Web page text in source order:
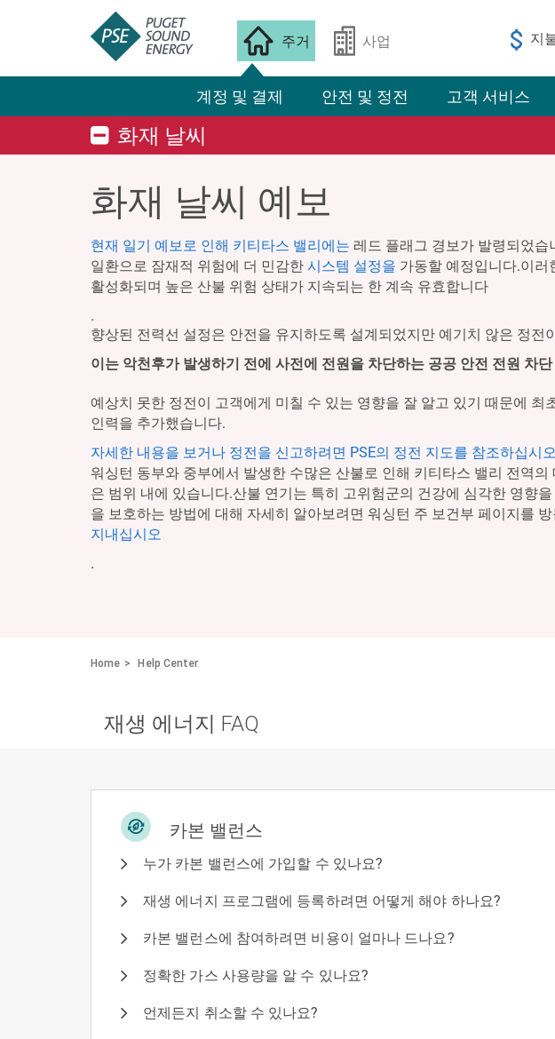
주거
계정 및 결제 안전 및 정전 고객 서비스
사업 지
화재 날씨
화재 날씨 예보
현재 일기 예보로 인해 키티타스 밸리에는 레드 플래그 경보가 발령되었습
일환으로 잠재적 위험에 더 민감한시스템 설정을 가동할 예정입니다.이러
활성화되며 높은 산불 위험 상태가 지속되는 한 계속 유효합니다
.
향상된 전력선 설정은 안전을 유지하도록 설계되었지만 예기치 않은 정전
이는 악천후가 발생하기 전에 사전에 전원을 차단하는 공공 안전 전원 차
예상치 못한 정전이 고객에게 미칠 수 있는 영향을 잘 알고 있기 때문에 최
인력을 추가했습니다.
자세한 내용을 보거나 정전을 신고하려면 PSE의 정전 지도를 참조하십시
워싱턴 동부와 중부에서 발생한 수많은 산불로 인해 키티타스 밸리 전역
은 범위 내에 있습니다.산불 연기는 특히 고위험군의 건강에 심각한 영향
을 보호하는 방법에 대해 자세히 알아보려면 워싱턴 주 보건부 페이지를
지내십시오
.
Home Help Center
재생 에너지 FAQ
카본 밸런스
누가 카본 밸런스에 가입할 수 있나요?
재생 에너지 프로그램에 등록하려면 어떻게 해야 하나요?
카본 밸런스에 참여하려면 비용이 얼마나 드나요?
정확한 가스 사용량을 알 수 있나요?
언제든지 취소할 수 있나요?